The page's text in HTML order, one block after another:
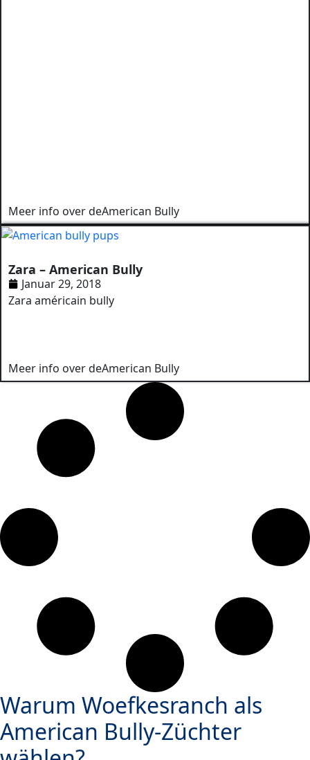
Meer info over deAmerican Bully
Zara – American Bully
Januar 29, 2018
Zara américain bully
Meer info over deAmerican Bully
Warum Woefkesranch als
American Bully-Züchter